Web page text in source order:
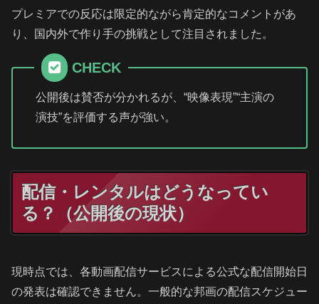
プレミアでの反応は限定的ながら肯定的なコメントがあ
り、国内外で作り手の挑戦として注目されました。
CHECK
公開後は賛否が分かれるが、“映像表現”“主演の
演技”を評価する声が強い。
配信・レンタルはどうなってい
る？（公開後の現状）
現時点では、各動画配信サービスによる公式な配信開始日
の発表は確認できません。一般的な邦画の配信スケジュー